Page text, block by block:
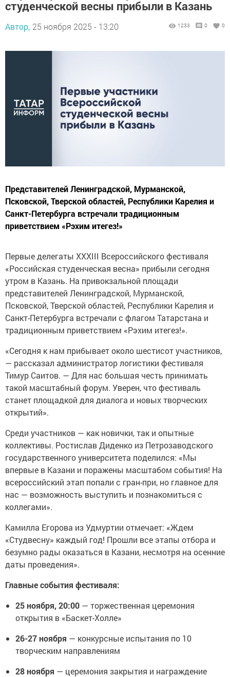
студенческой весны прибыли в Казань
Автор, 25 ноября 2025 - 13:20 1233 0 0
Представителей Ленинградской, Мурманской,
Псковской, Тверской областей, Республики Карелия и
Санкт-Петербурга встречали традиционным
приветствием «Рэхим итегез!»
Первые делегаты XXXIII Всероссийского фестиваля
«Российская студенческая весна» прибыли сегодня
утром в Казань. На привокзальной площади
представителей Ленинградской, Мурманской,
Псковской, Тверской областей, Республики Карелия и
Санкт-Петербурга встречали с флагом Татарстана и
традиционным приветствием «Рэхим итегез!».
«Сегодня к нам прибывает около шестисот участников,
— рассказал администратор логистики фестиваля
Тимур Саитов. — Для нас большая честь принимать
такой масштабный форум. Уверен, что фестиваль
станет площадкой для диалога и новых творческих
открытий».
Среди участников — как новички, так и опытные
коллективы. Ростислав Диденко из Петрозаводского
государственного университета поделился: «Мы
впервые в Казани и поражены масштабом события! На
всероссийский этап попали с гран-при, но главное для
нас — возможность выступить и познакомиться с
коллегами».
Камилла Егорова из Удмуртии отмечает: «Ждем
«Студвесну» каждый год! Прошли все этапы отбора и
безумно рады оказаться в Казани, несмотря на осенние
даты проведения».
Главные события фестиваля:
25 ноября, 20:00 — торжественная церемония
открытия в «Баскет-Холле»
26-27 ноября — конкурсные испытания по 10
творческим направлениям
28 ноября — церемония закрытия и награждение